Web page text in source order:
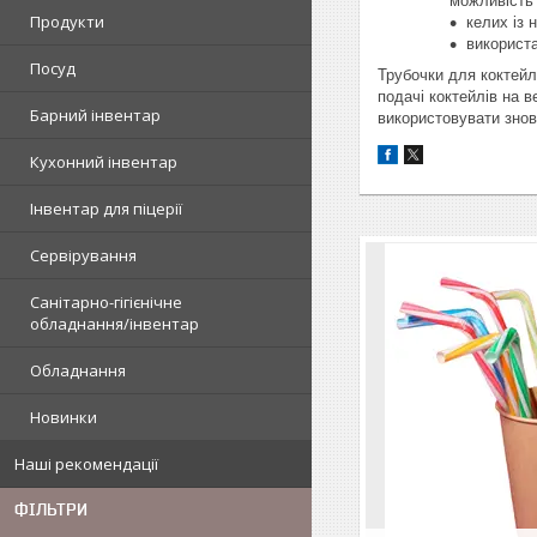
Продукти
Посуд
Барний інвентар
Кухонний інвентар
Інвентар для піцерії
Сервірування
Санітарно-гігієнічне
обладнання/інвентар
Обладнання
Новинки
Наші рекомендації
ФІЛЬТРИ
келих із
Трубочки для
подачі коктейлів на
використовувати